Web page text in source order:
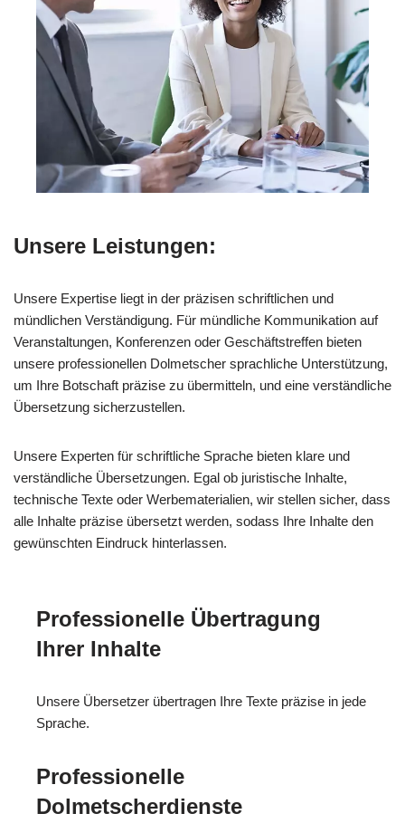
Unsere Leistungen:
Unsere Expertise liegt in der präzisen schriftlichen und
mündlichen Verständigung. Für mündliche Kommunikation auf
Veranstaltungen, Konferenzen oder Geschäftstreffen bieten
unsere professionellen Dolmetscher sprachliche Unterstützung,
um Ihre Botschaft präzise zu übermitteln, und eine verständliche
Übersetzung sicherzustellen.
Unsere Experten für schriftliche Sprache bieten klare und
verständliche Übersetzungen. Egal ob juristische Inhalte,
technische Texte oder Werbematerialien, wir stellen sicher, dass
alle Inhalte präzise übersetzt werden, sodass Ihre Inhalte den
gewünschten Eindruck hinterlassen.
Professionelle Übertragung
Ihrer Inhalte
Unsere Übersetzer übertragen Ihre Texte präzise in jede
Sprache.
Professionelle
Dolmetscherdienste